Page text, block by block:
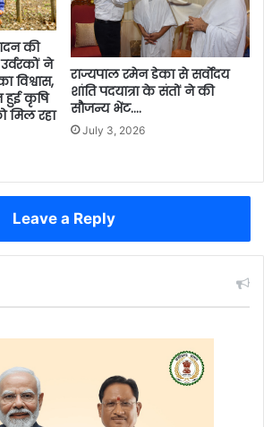
की
ने
विश्वास,
हुई कृषि
मिल रहा
राज्यपाल रमेन डेका से सर्वाेदय
शांति पदयात्रा के संतों ने की
सौजन्य भेंट….
July 3, 2026
Leave a Reply